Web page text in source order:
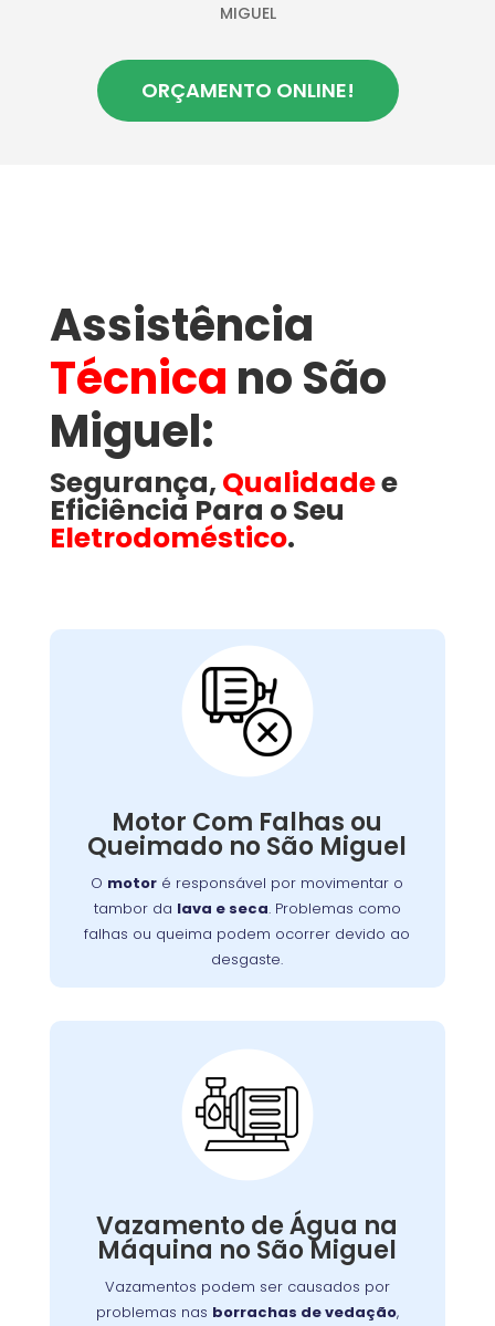
MIGUEL
ORÇAMENTO ONLINE!
Assistência
Técnica no São
Miguel​:
Segurança, Qualidadee
Eficiência Para o Seu
Eletrodoméstico.
Motor Com Falhas ou
Queimado no São Miguel
O motor é responsável por movimentar o
tambor da lava e seca. Problemas como
falhas ou queima podem ocorrer devido ao
desgaste.
Motor Com Falhas ou
Queimado:
é responsável por movimentar o
falhas ou queima podem ocorrer devido ao
desgaste, sobrecarga ou falta de manutenção.
Isso resulta em mau funcionamento ou parada
completa do aparelho.
Vazamento de Água na
Máquina no São Miguel
Vazamentos podem ser causados por
problemas nas borrachas de vedação,
Vazamento de Água
na Máquina de Lavar:
Vazamentos podem ser causados por
conexões soltas ou danos nas
mangueiras
Além de afetar o desempenho da
lava e seca
aumentar o consumo de água.